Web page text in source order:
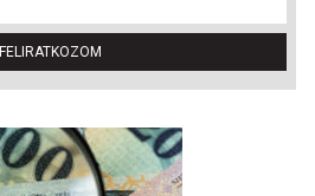
FELIRATKOZOM